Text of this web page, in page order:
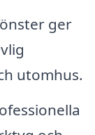
ger
utomhus.